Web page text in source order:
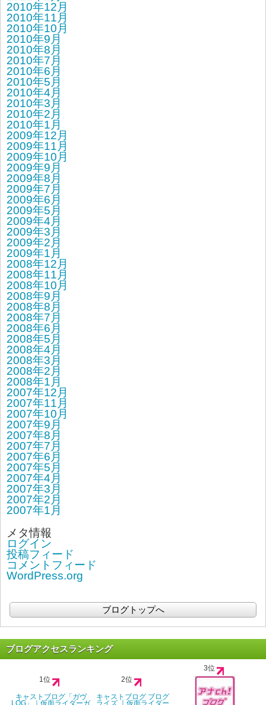
2010年12月
2010年11月
2010年10月
2010年9月
2010年8月
2010年7月
2010年6月
2010年5月
2010年4月
2010年3月
2010年2月
2010年1月
2009年12月
2009年11月
2009年10月
2009年9月
2009年8月
2009年7月
2009年6月
2009年5月
2009年4月
2009年3月
2009年2月
2009年1月
2008年12月
2008年11月
2008年10月
2008年9月
2008年8月
2008年7月
2008年6月
2008年5月
2008年4月
2008年3月
2008年2月
2008年1月
2007年12月
2007年11月
2007年10月
2007年9月
2007年8月
2007年7月
2007年6月
2007年5月
2007年4月
2007年3月
2007年2月
2007年1月
メタ情報
ログイン
投稿フィード
コメントフィード
WordPress.org
ブログトップへ
ブログアクセスランキング
1位
キャストブログ「ガヴ
LOG」｜仮面ライダーガ
2位
キャストブログ ブログ
ライズ ｜仮面ライダー
3位